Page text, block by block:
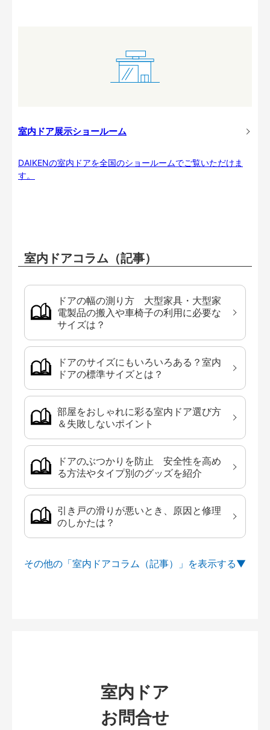
室内ドア展示ショールーム
DAIKENの室内ドアを全国のショールームでご覧いただけま
す。
室内ドアコラム（記事）
ドアの幅の測り方 大型家具・大型家
電製品の搬入や車椅子の利用に必要な
サイズは？
ドアのサイズにもいろいろある？室内
ドアの標準サイズとは？
部屋をおしゃれに彩る室内ドア選び方
＆失敗しないポイント
ドアのぶつかりを防止 安全性を高め
る方法やタイプ別のグッズを紹介
引き戸の滑りが悪いとき、原因と修理
のしかたは？
その他の「室内ドアコラム（記事）」を
室内ドア
お問合せ